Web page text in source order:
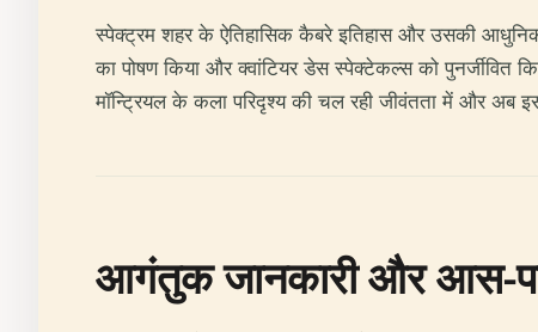
स्पेक्ट्रम शहर के ऐतिहासिक कैबरे इतिहास और उसकी
का पोषण किया और क्वांटियर डेस स्पेक्टेकल्स को पुनर्जीवित
मॉन्ट्रियल के कला परिदृश्य की चल रही जीवंतता में और अब
आगंतुक जानकारी और आस-